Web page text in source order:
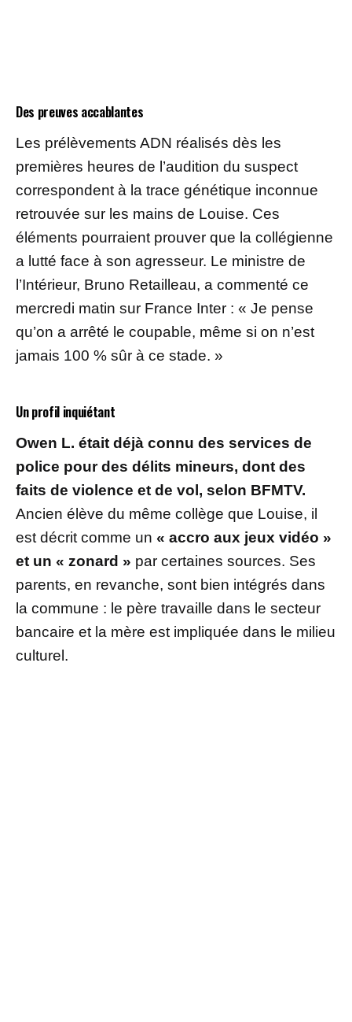
Des preuves accablantes
Les prélèvements ADN réalisés dès les
premières heures de l’audition du suspect
correspondent à la trace génétique inconnue
retrouvée sur les mains de Louise. Ces
éléments pourraient prouver que la collégienne
a lutté face à son agresseur. Le ministre de
l’Intérieur, Bruno Retailleau, a commenté ce
mercredi matin sur France Inter : « Je pense
qu’on a arrêté le coupable, même si on n’est
jamais 100 % sûr à ce stade. »
Un profil inquiétant
Owen L. était déjà connu des services de
police pour des délits mineurs, dont des
faits de violence et de vol, selon BFMTV.
Ancien élève du même collège que Louise, il
est décrit comme un « accro aux jeux vidéo »
et un « zonard » par certaines sources. Ses
parents, en revanche, sont bien intégrés dans
la commune : le père travaille dans le secteur
bancaire et la mère est impliquée dans le milieu
culturel.